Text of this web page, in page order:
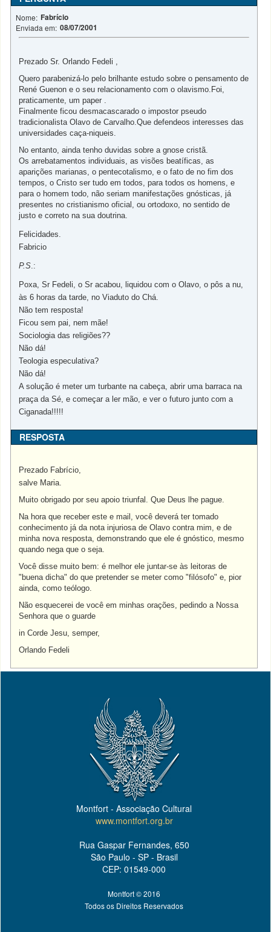
Nome: Fabrício
Enviada em: 08/07/2001
Prezado Sr. Orlando Fedeli ,
Quero parabenizá-lo pelo brilhante estudo sobre o pensamento de
René Guenon e o seu relacionamento com o olavismo.Foi,
praticamente, um paper .
Finalmente ficou desmacascarado o impostor pseudo
tradicionalista Olavo de Carvalho.Que defendeos interesses das
universidades caça-niqueis.
No entanto, ainda tenho duvidas sobre a gnose cristã.
Os arrebatamentos individuais, as visões beatíficas, as
aparições marianas, o pentecotalismo, e o fato de no fim dos
tempos, o Cristo ser tudo em todos, para todos os homens, e
para o homem todo, não seriam manifestações gnósticas, já
presentes no cristianismo oficial, ou ortodoxo, no sentido de
justo e correto na sua doutrina.
Felicidades.
Fabricio
P.S.:
Poxa, Sr Fedeli, o Sr acabou, liquidou com o Olavo, o pôs a nu,
às 6 horas da tarde, no Viaduto do Chá.
Não tem resposta!
Ficou sem pai, nem mãe!
Sociologia das religiões??
Não dá!
Teologia especulativa?
Não dá!
A solução é meter um turbante na cabeça, abrir uma barraca na
praça da Sé, e começar a ler mão, e ver o futuro junto com a
Ciganada!!!!!
RESPOSTA
Prezado Fabrício,
salve Maria.
Muito obrigado por seu apoio triunfal. Que Deus lhe pague.
Na hora que receber este e mail, você deverá ter tomado
conhecimento já da nota injuriosa de Olavo contra mim, e de
minha nova resposta, demonstrando que ele é gnóstico, mesmo
quando nega que o seja.
Você disse muito bem: é melhor ele juntar-se às leitoras de
"buena dicha" do que pretender se meter como "filósofo" e, pior
ainda, como teólogo.
Não esquecerei de você em minhas orações, pedindo a Nossa
Senhora que o guarde
in Corde Jesu, semper,
Orlando Fedeli
Montfort - Associação Cultural
www.montfort.org.br
Rua Gaspar Fernandes, 650
São Paulo - SP - Brasil
CEP: 01549-000
Montfort © 2016
Todos os Direitos Reservados